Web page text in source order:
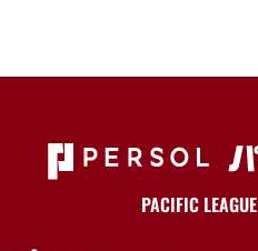
PACIFIC LEAGUE